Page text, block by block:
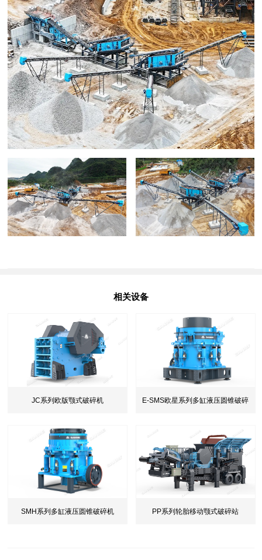
相关设备
JC系列欧版颚式破碎机 E-SMS欧星系列多缸液压圆锥破碎
SMH系列多缸液压圆锥破碎机 PP系列轮胎移动颚式破碎站